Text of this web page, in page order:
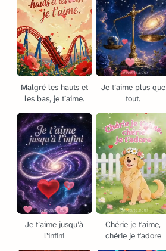
Malgré les hauts et
les bas, je t’aime.
Je t’aime plus que
tout.
Je t’aime jusqu’à
l’infini
Chérie je t'aime,
chérie je t'adore